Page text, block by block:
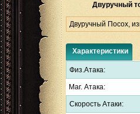
Двуручный
Двуручный Посох,
Характеристики
Физ.Атака:
Маг. Атака:
Скорость Атаки: